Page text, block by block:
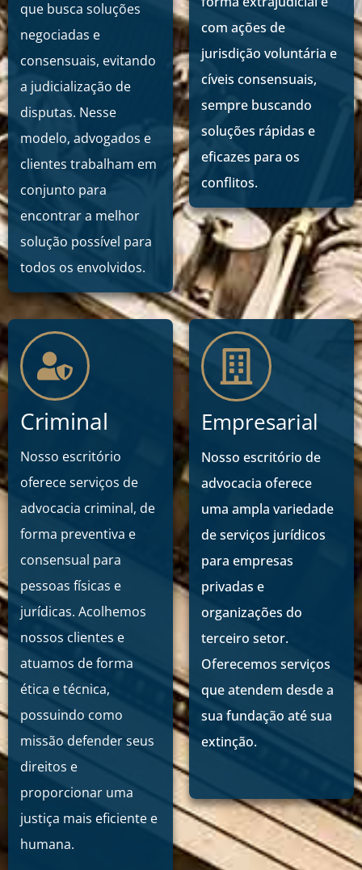
que busca soluções
negociadas e
consensuais, evitando
a judicialização de
disputas. Nesse
modelo, advogados e
clientes trabalham em
conjunto para
encontrar a melhor
solução possível para
todos os envolvidos.
com ações de
jurisdição voluntária e
cíveis consensuais,
sempre buscando
soluções rápidas e
eficazes para os
conflitos.
Criminal
Nosso escritório
oferece serviços de
advocacia criminal, de
forma preventiva e
consensual para
pessoas físicas e
jurídicas. Acolhemos
nossos clientes e
atuamos de forma
ética e técnica,
possuindo como
missão defender seus
direitos e
proporcionar uma
justiça mais eficiente e
humana.
Empresarial
Nosso escritório de
advocacia oferece
uma ampla variedade
de serviços jurídicos
para empresas
privadas e
organizações do
terceiro setor.
Oferecemos serviços
que atendem desde a
sua fundação até sua
extinção.